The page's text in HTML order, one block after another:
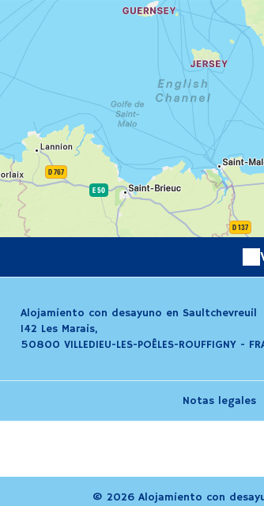
Alojamiento con desayuno en Saultchevreuil
142 Les Marais,
50800 VILLEDIEU-LES-POÊLES-ROUFFIGNY -
Notas legales
© 2026 Alojamiento con